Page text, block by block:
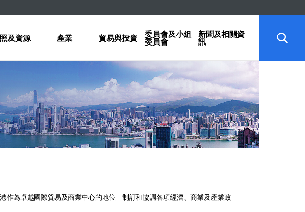
及資源 產業 貿易與投資
委員會及小組
委員會
新聞及相關資
訊
作為卓越國際貿易及商業中心的地位，制訂和協調各項經濟、商業及產業政